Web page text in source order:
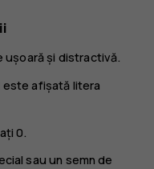
și distractivă.
este afișată litera
0.
sau un semn de